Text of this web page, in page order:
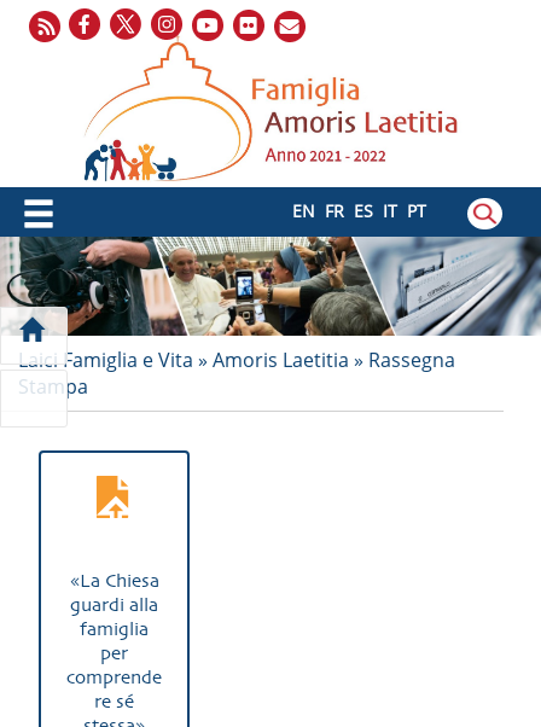
EN FR ES IT PT
Laici Famiglia e Vita » Amoris Laetitia » Rassegna
Stampa
«La Chiesa
guardi alla
famiglia
per
comprende
re sé